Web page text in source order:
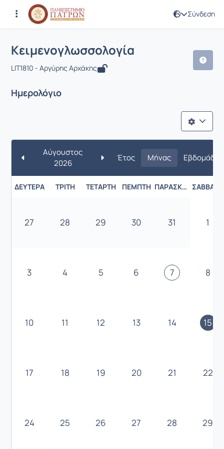
Σύνδεση
Μάθημα : Κειμενογλωσσολογία
Κωδικός : LIT1810
Κειμενογλωσσολογία
LIT1810 - Αργύρης Αρχάκης
Ημερολόγιο
Αύγουστος
2026
Έτος Μήνας Εβδομάδα
ΔΕΥΤΈΡΑ ΤΡΊΤΗ ΤΕΤΆΡΤΗ ΠΈΜΠΤΗ ΠΑΡΑΣΚΕΥΉ ΣΆΒΒΑΤΟ
27 28 29 30 31 1
3 4 5 6 7 8
10 11 12 13 14 15
17 18 19 20 21 22
24 25 26 27 28 29